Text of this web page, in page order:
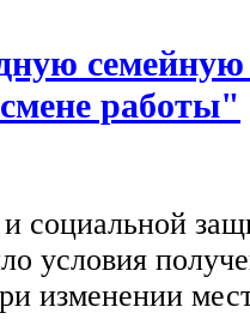
работы"
социальной
условия
изменении